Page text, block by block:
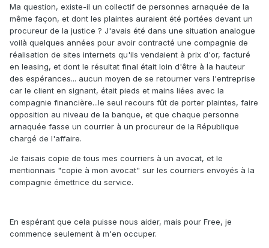
Ma question, existe-il un collectif de personnes arnaquée de la
même façon, et dont les plaintes auraient été portées devant un
procureur de la justice ? J'avais été dans une situation analogue
voilà quelques années pour avoir contracté une compagnie de
réalisation de sites internets qu'ils vendaient à prix d'or, facturé
en leasing, et dont le résultat final était loin d'être à la hauteur
des espérances... aucun moyen de se retourner vers l'entreprise
car le client en signant, était pieds et mains liées avec la
compagnie financière...le seul recours fût de porter plaintes, faire
opposition au niveau de la banque, et que chaque personne
arnaquée fasse un courrier à un procureur de la République
chargé de l'affaire.
Je faisais copie de tous mes courriers à un avocat, et le
mentionnais "copie à mon avocat" sur les courriers envoyés à la
compagnie émettrice du service.
En espérant que cela puisse nous aider, mais pour Free, je
commence seulement à m'en occuper.